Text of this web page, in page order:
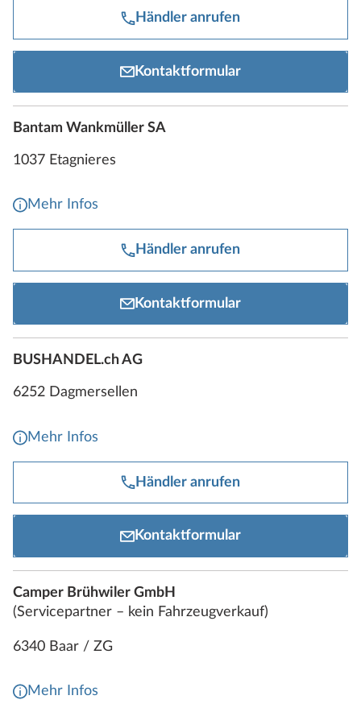
Händler anrufen
Kontaktformular
Bantam Wankmüller SA
1037 Etagnieres
Mehr Infos
Händler anrufen
Kontaktformular
BUSHANDEL.ch AG
6252 Dagmersellen
Mehr Infos
Händler anrufen
Kontaktformular
Camper Brühwiler GmbH
(Servicepartner – kein Fahrzeugverkauf)
6340 Baar / ZG
Mehr Infos